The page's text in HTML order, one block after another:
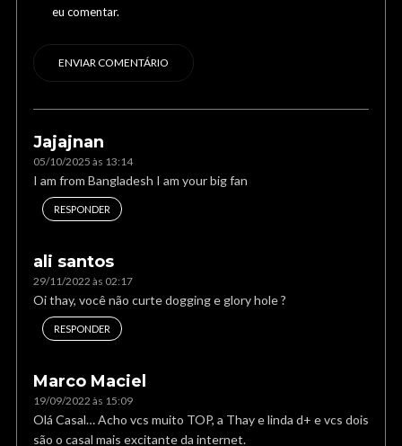
eu comentar.
Jajajnan
05/10/2025 às 13:14
I am from Bangladesh I am your big fan
RESPONDER
ali santos
29/11/2022 às 02:17
Oi thay, você não curte dogging e glory hole ?
RESPONDER
Marco Maciel
19/09/2022 às 15:09
Olá Casal… Acho vcs muito TOP, a Thay e linda d+ e vcs dois
são o casal mais excitante da internet.